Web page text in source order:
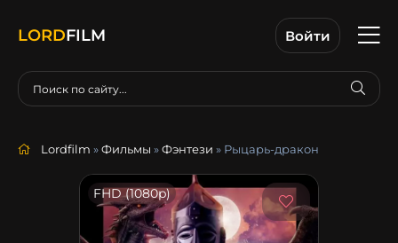
LORDFILM Войти
Lordfilm »Фильмы »Фэнтези » Рыцарь-дракон
FHD (1080p)